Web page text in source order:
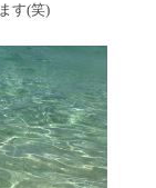
す(笑)